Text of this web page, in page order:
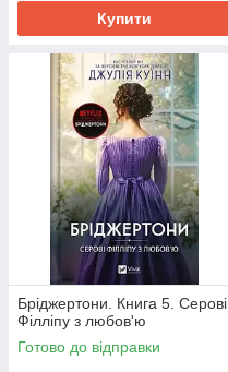
Купити
Бріджертони. Книга 5. Серові
Філліпу з любов'ю
Готово до відправки